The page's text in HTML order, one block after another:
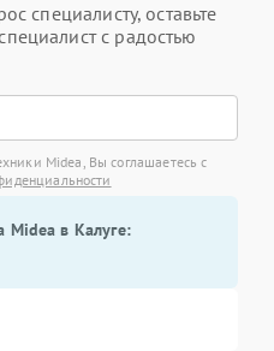
специалисту, оставьте
с радостью
Midea, Вы соглашаетесь с
Midea в Калуге: